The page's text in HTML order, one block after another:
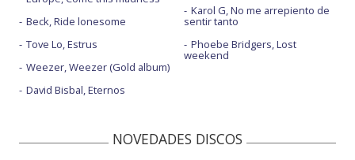
Beck, Ride lonesome
Tove Lo, Estrus
Weezer, Weezer (Gold album)
David Bisbal, Eternos
Karol G, No me arrepiento de
sentir tanto
Phoebe Bridgers, Lost
weekend
NOVEDADES DISCOS